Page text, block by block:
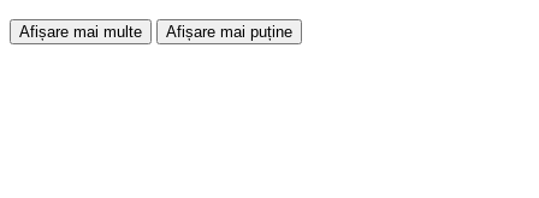
Afișare mai multe Afișare mai puține